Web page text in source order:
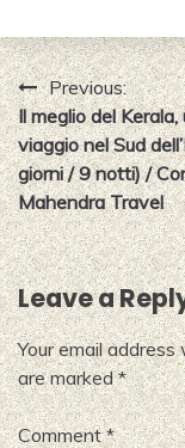
Post
navigation
Previous:
Il meglio del Kerala,
viaggio nel Sud
giorni / 9 notti) /
Mahendra Travel
Leave a
Your email
are marked*
Comment*